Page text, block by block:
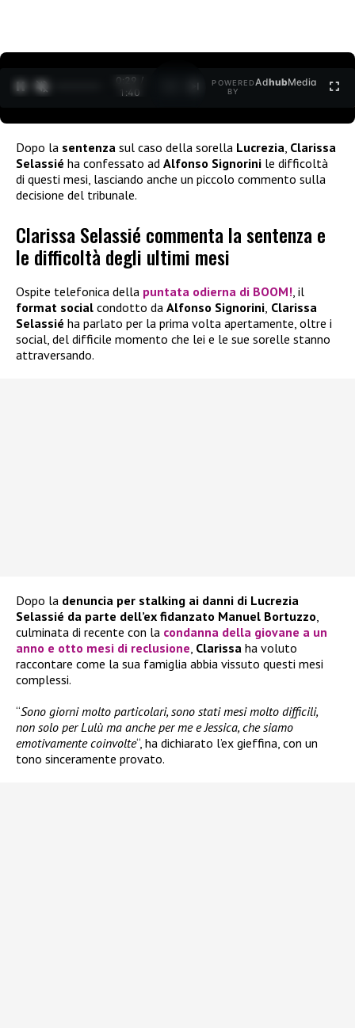
0:30 /
1:40
POWERED
BY
AdhubMedia
Dopo la sentenza sul caso della sorella Lucrezia Clarissa
Selassié ha confessato ad Alfonso Signorini le difficoltà
di questi mesi, lasciando anche un piccolo commento sulla
decisione del tribunale.
Clarissa Selassié commenta la sentenza e
le difficoltà degli ultimi mesi
Ospite telefonica della puntata odierna di BOOM!, il
format social condotto da Alfonso Signorini, Clarissa
Selassié ha parlato per la prima volta apertamente, oltre i
social, del difficile momento che lei e le sue sorelle stanno
attraversando.
Dopo la denuncia per stalking ai danni di Lucrezia
Selassié da parte dell’ex fidanzato Manuel Bortuzzo,
culminata di recente con la condanna della giovane a un
anno e otto mesi di reclusione, Clarissa ha voluto
raccontare come la sua famiglia abbia vissuto questi mesi
complessi.
“Sono giorni molto particolari, sono stati mesi molto difficili,
non solo per Lulù ma anche per me e Jessica, che siamo
emotivamente coinvolte“, ha dichiarato l’ex gieffina, con un
tono sinceramente provato.